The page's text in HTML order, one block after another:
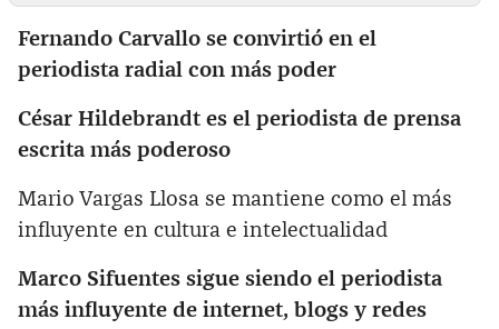
Fernando Carvallo se convirtió en el
periodista radial con más poder
César Hildebrandt es el periodista de prensa
escrita más poderoso
Mario Vargas Llosa se mantiene como el más
influyente en cultura e intelectualidad
Marco Sifuentes sigue siendo el periodista
más influyente de internet, blogs y redes